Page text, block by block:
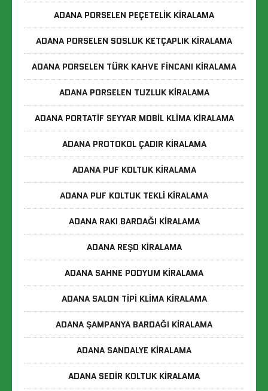
ADANA PORSELEN PEÇETELIK KIRALAMA
ADANA PORSELEN SOSLUK KETÇAPLIK KIRALAMA
ADANA PORSELEN TÜRK KAHVE FINCANI KIRALAMA
ADANA PORSELEN TUZLUK KIRALAMA
ADANA PORTATIF SEYYAR MOBIL KLIMA KIRALAMA
ADANA PROTOKOL ÇADIR KIRALAMA
ADANA PUF KOLTUK KIRALAMA
ADANA PUF KOLTUK TEKLI KIRALAMA
ADANA RAKI BARDAĞI KIRALAMA
ADANA REŞO KIRALAMA
ADANA SAHNE PODYUM KIRALAMA
ADANA SALON TIPI KLIMA KIRALAMA
ADANA ŞAMPANYA BARDAĞI KIRALAMA
ADANA SANDALYE KIRALAMA
ADANA SEDIR KOLTUK KIRALAMA